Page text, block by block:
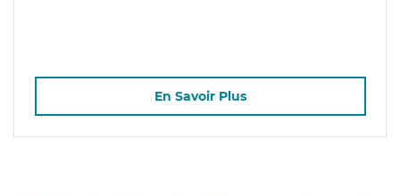
En Savoir Plus